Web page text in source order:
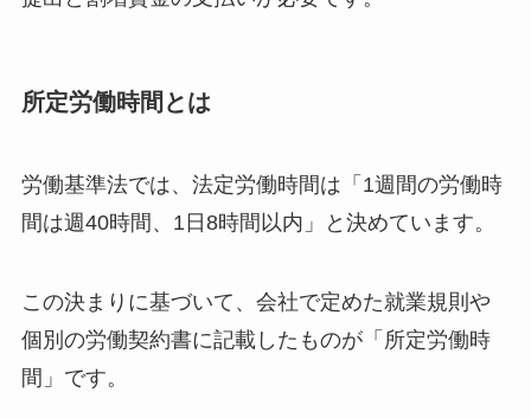
所定労働時間とは
労働基準法では、法定労働時間は「1週間の労働時
間は週40時間、1日8時間以内」と決めています。
この決まりに基づいて、会社で定めた就業規則や
個別の労働契約書に記載したものが「所定労働時
間」です。